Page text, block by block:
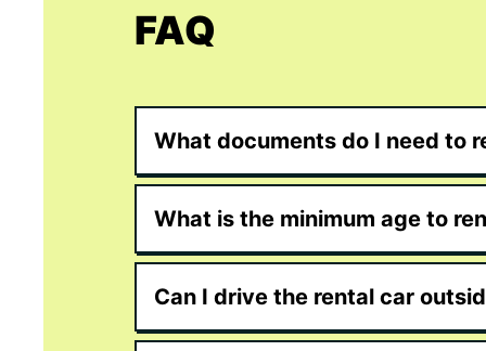
FAQ
What documents do I need to
What is the minimum age to
Can I drive the rental car